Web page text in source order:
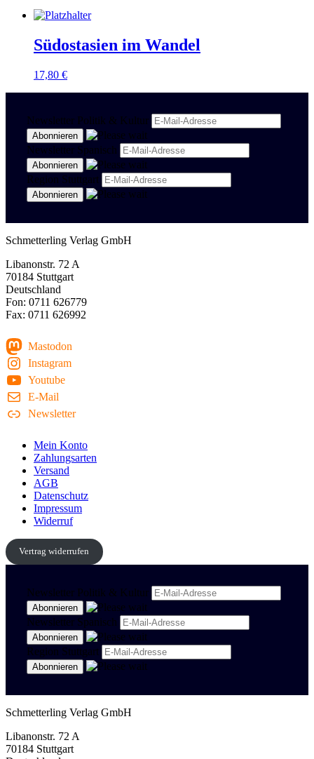
Südostasien im Wandel
17,80 €
Newsletter Politik & Kultur
Newsletter Spanisch
Region Stuttgart
Schmetterling Verlag GmbH
Libanonstr. 72 A
70184 Stuttgart
Deutschland
Fon: 0711 626779
Fax: 0711 626992
Mastodon
Instagram
Youtube
E-Mail
Newsletter
Mein Konto
Zahlungsarten
Versand
AGB
Datenschutz
Impressum
Widerruf
Vertrag widerrufen
Newsletter Politik & Kultur
Newsletter Spanisch
Region Stuttgart
Schmetterling Verlag GmbH
Libanonstr. 72 A
70184 Stuttgart